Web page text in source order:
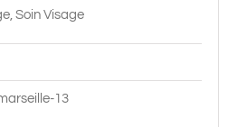
Soin Visage
13